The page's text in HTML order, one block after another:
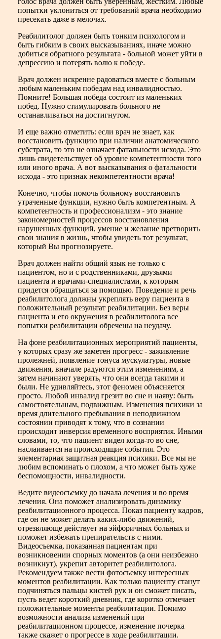
попытки уклониться от требований врача необходимо
пресекать даже в мелочах.
Реабилитолог должен быть тонким психологом и
быть гибким в своих высказываниях, иначе можно
добиться обратного результата - больной может уйти в
депрессию и потерять волю к победе.
Врач должен искренне радоваться вместе с больным
любым маленьким победам над инвалидностью.
Помните! Большая победа состоит из маленьких
побед. Нужно стимулировать больного не
останавливаться на достигнутом.
И еще важно отметить: если врач не знает, как
восстановить функцию при наличии анатомического
субстрата, то это не означает фатальности исхода. Это
лишь свидетельствует об уровне компетентности того
или иного врача. А вот высказывания о фатальности
исхода - это признак некомпетентности врача!
Конечно, чтобы помочь больному восстановить
утраченные функции, нужно быть компетентным. А
компетентность и профессионализм - это знание
закономерностей процессов восстановления
нарушенных функций, умение и желание претворить
свои знания в жизнь, чтобы увидеть тот результат,
который Вы прогнозируете.
Врач должен найти общий язык не только с
пациентом, но и с родственниками, друзьями
пациента и врачами-специалистами, к которым
придется обращаться за помощью. Поведение и речь
реабилитолога должны укреплять веру пациента в
положительный результат реабилитации. Без веры
пациента и его окружения в реабилитолога все
попытки реабилитации обречены на неудачу.
На фоне реабилитационных мероприятий пациенты,
у которых сразу же заметен прогресс - заживление
пролежней, появление тонуса мускулатуры, новые
движения, вначале радуются этим изменениям, а
затем начинают уверять, что они всегда такими и
были. Не удивляйтесь, этот феномен объясняется
просто. Любой инвалид грезит во сне и наяву: быть
самостоятельным, подвижным. Изменения психики за
время длительного пребывания в неподвижном
состоянии приводят к тому, что в сознании
происходит инверсия временного восприятия. Иными
словами, то, что пациент видел когда-то во сне,
наслаивается на происходящие события. Это
элементарная защитная реакция психики. Все мы не
любим вспоминать о плохом, а что может быть хуже
беспомощности, инвалидности.
Ведите видеосъемку до начала лечения и во время
лечения. Она поможет анализировать динамику
реабилитационного процесса. Показ пациенту кадров,
где он не может делать каких-либо движений,
отрезвляюще действует на эйфоричных больных и
поможет избежать препирательств с ними.
Видеосъемка, показанная пациентам при
возникновении спорных моментов (а они неизбежно
возникнут), укрепит авторитет реабилитолога.
Рекомендуем также вести фотосъемку интересных
моментов реабилитации. Как только пациенту станут
подчиняться пальцы кистей рук и он сможет писать,
пусть ведет короткий дневник, где коротко отмечает
положительные моменты реабилитации. Помимо
возможности анализа изменений при
реабилитационном процессе, изменение почерка
также скажет о прогрессе в ходе реабилитации.